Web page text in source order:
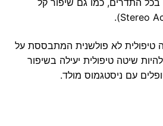
בכל התדרים, כמו גם שיפור קל
טיפולית לא פולשנית המתבססת על
שיטה טיפולית יעילה בשיפור
עם ניסטגמוס מולד.